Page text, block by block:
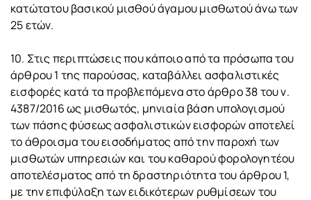
κατώτατου βασικού μισθού άγαμου μισθωτού άνω των
25 ετών.
10. Στις περιπτώσεις που κάποιο από τα πρόσωπα του
άρθρου 1 της παρούσας, καταβάλλει ασφαλιστικές
εισφορές κατά τα προβλεπόμενα στο άρθρο 38 του ν.
4387/2016 ως μισθωτός, μηνιαία βάση υπολογισμού
των πάσης φύσεως ασφαλιστικών εισφορών αποτελεί
το άθροισμα του εισοδήματος από την παροχή των
μισθωτών υπηρεσιών και του καθαρού φορολογητέου
αποτελέσματος από τη δραστηριότητα του άρθρου 1,
με την επιφύλαξη των ειδικότερων ρυθμίσεων του